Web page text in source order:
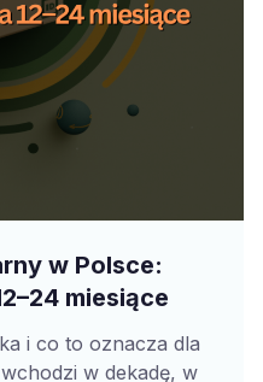
w Polsce:
miesiące
i co to oznacza dla
w dekadę, w